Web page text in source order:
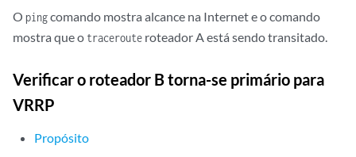
O pingcomando mostra alcance na Internet e o comando
mostra que o traceroute roteador A está sendo transitado.
Verificar o roteador B torna-se primário para
VRRP
Propósito